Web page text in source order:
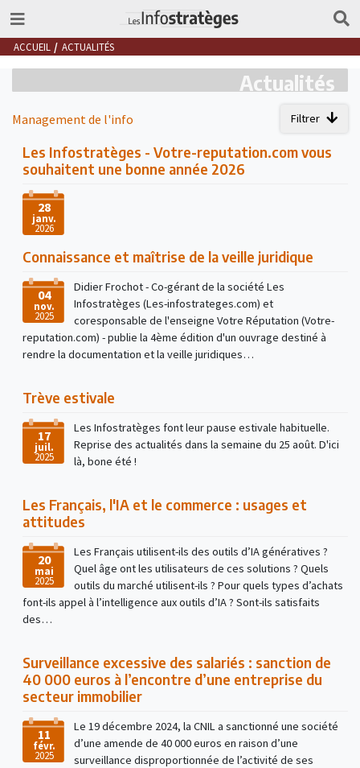
ACCUEIL ACTUALITÉS
Actualités
Management de l'info Filtrer
Les Infostratèges - Votre-reputation.com vous
souhaitent une bonne année 2026
28
janv.
2026
Connaissance et maîtrise de la veille juridique
04
nov.
2025
Didier Frochot - Co-gérant de la société Les
Infostratèges (Les-infostrateges.com) et
coresponsable de l'enseigne Votre Réputation (Votre-
reputation.com) - publie la 4ème édition d'un ouvrage destiné à
rendre la documentation et la veille juridiques…
Trève estivale
17
juil.
2025
Les Infostratèges font leur pause estivale habituelle.
Reprise des actualités dans la semaine du 25 août. D'ici
là, bone été !
Les Français, l'IA et le commerce : usages et
attitudes
20
mai
2025
Les Français utilisent-ils des outils d’IA génératives ?
Quel âge ont les utilisateurs de ces solutions ? Quels
outils du marché utilisent-ils ? Pour quels types d’achats
font-ils appel à l’intelligence aux outils d’IA ? Sont-ils satisfaits
des…
Surveillance excessive des salariés : sanction de
40 000 euros à l’encontre d’une entreprise du
secteur immobilier
11
févr.
2025
Le 19 décembre 2024, la CNIL a sanctionné une société
d’une amende de 40 000 euros en raison d’une
surveillance disproportionnée de l’activité de ses